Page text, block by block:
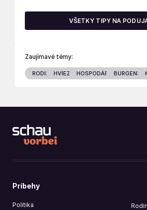
VŠETKY TIPY NA
Zaujímavé témy:
RODINA HVIEZDYHOSPODÁRSTVO
Príbehy
Politika